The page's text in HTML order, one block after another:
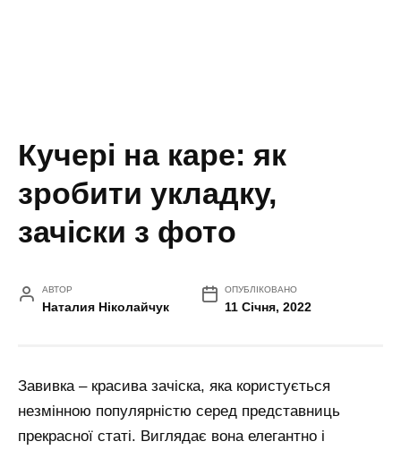
Кучері на каре: як
зробити укладку,
зачіски з фото
АВТОР
Наталия Ніколайчук
ОПУБЛІКОВАНО
11 Січня, 2022
Завивка – красива зачіска, яка користується
незмінною популярністю серед представниць
прекрасної статі. Виглядає вона елегантно і